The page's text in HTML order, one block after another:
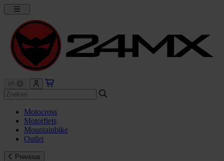
Motocross
Motorfiets
Mountainbike
Outlet
Previous